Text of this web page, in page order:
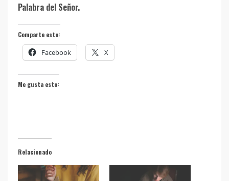
Palabra del Señor.
Comparte esto:
Facebook X
Me gusta esto:
Relacionado